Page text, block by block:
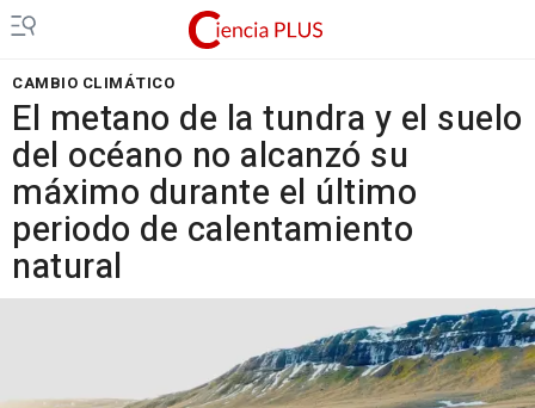
CAMBIO CLIMÁTICO
El metano de la tundra y el suelo
del océano no alcanzó su
máximo durante el último
periodo de calentamiento
natural